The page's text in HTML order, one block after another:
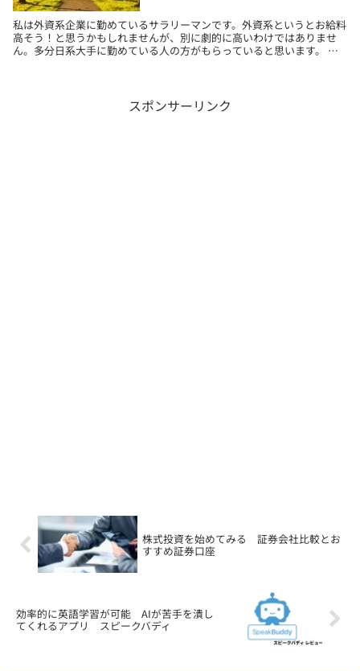
私は外資系企業に勤めているサラリーマンです。外資系というとお給料
高そう！と思うかもしれませんが、別に劇的に高いわけではありませ
ん。多分日系大手に勤めている人の方がもらっていると思います。 そ
スポンサーリンク
株式投資を始めてみる 証券会社比較とお
すすめ証券口座
効率的に英語学習が可能 AIが苦手を潰し
てくれるアプリ スピークバディ